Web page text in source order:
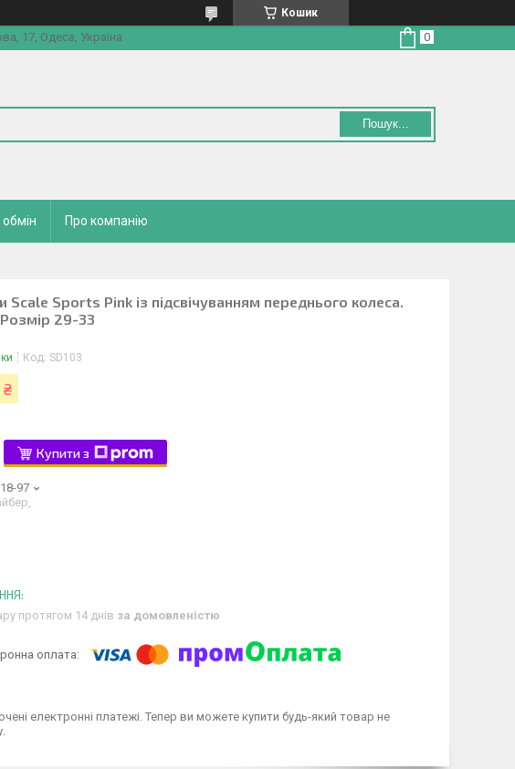
Кошик
17, Одеса, Україна
Пошук...
Про компанію
Scale Sports Pink із підсвічуванням переднього колеса.
29-33
Код: SD103
₴
Купити з
97
протягом 14 днів за домовленістю
електронні платежі. Тепер ви можете купити будь-який товар не